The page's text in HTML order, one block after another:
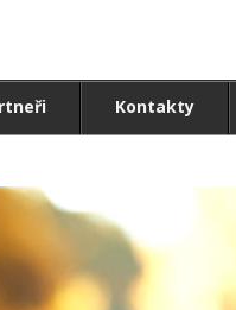
Kontakty